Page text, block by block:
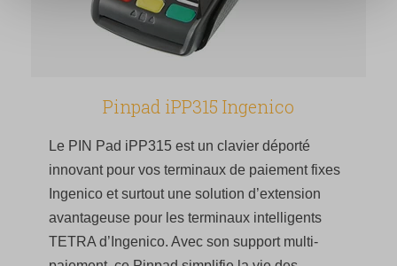
Pinpad iPP315 Ingenico
Le PIN Pad iPP315 est un clavier déporté
innovant pour vos terminaux de paiement fixes
Ingenico et surtout une solution d’extension
avantageuse pour les terminaux intelligents
TETRA d’Ingenico. Avec son support multi-